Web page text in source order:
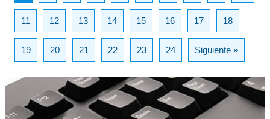
11 12 13 14 15 16 17 18
19 20 21 22 23 24 Siguiente»